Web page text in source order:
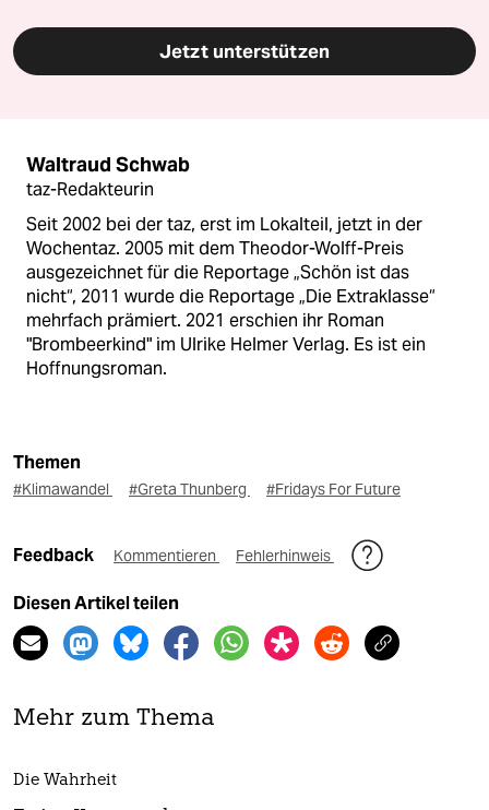
Jetzt unterstützen
Waltraud Schwab
taz-Redakteurin
Seit 2002 bei der taz, erst im Lokalteil, jetzt in der
Wochentaz. 2005 mit dem Theodor-Wolff-Preis
ausgezeichnet für die Reportage „Schön ist das
nicht“, 2011 wurde die Reportage „Die Extraklasse“
mehrfach prämiert. 2021 erschien ihr Roman
"Brombeerkind" im Ulrike Helmer Verlag. Es ist ein
Hoffnungsroman.
Themen
#Klimawandel #Greta Thunberg #Fridays For Future
Feedback Kommentieren Fehlerhinweis
Diesen Artikel teilen
Mehr zum Thema
Die Wahrheit